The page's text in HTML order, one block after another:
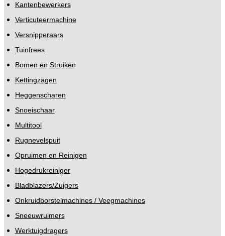
Kantenbewerkers
Verticuteermachine
Versnipperaars
Tuinfrees
Bomen en Struiken
Kettingzagen
Heggenscharen
Snoeischaar
Multitool
Rugnevelspuit
Opruimen en Reinigen
Hogedrukreiniger
Bladblazers/Zuigers
Onkruidborstelmachines / Veegmachines
Sneeuwruimers
Werktuigdragers